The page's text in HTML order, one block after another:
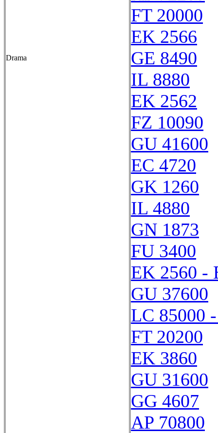
Drama
FT 20000
EK 2566
GE 8490
IL 8880
EK 2562
FZ 10090
GU 41600
EC 4720
GK 1260
IL 4880
GN 1873
FU 3400
EK 2560 -
GU 37600
LC 85000
FT 20200
EK 3860
GU 31600
GG 4607
AP 70800